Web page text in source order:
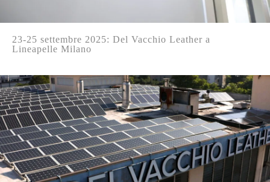
23-25 settembre 2025: Del Vacchio Leather a
Lineapelle Milano